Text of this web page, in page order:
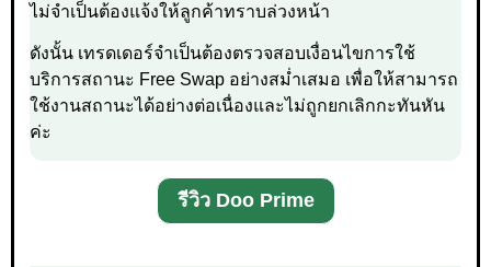
ไม่จำเป็นต้องแจ้งให้ลูกค้าทราบล่วงหน้า
ดังนั้น เทรดเดอร์จำเป็นต้องตรวจสอบเงื่อนไขการใช้
บริการสถานะ Free Swap อย่างสม่ำเสมอ เพื่อให้สามารถ
ใช้งานสถานะได้อย่างต่อเนื่องและไม่ถูกยกเลิกกะทันหัน
ค่ะ
รีวิว Doo Prime